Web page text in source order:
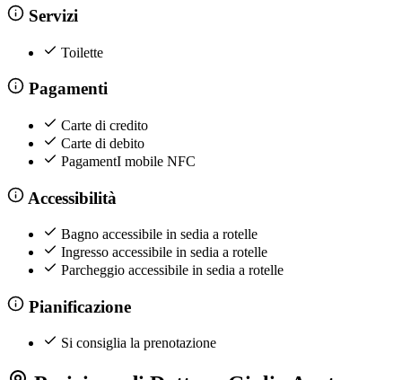
Servizi
Toilette
Pagamenti
Carte di credito
Carte di debito
PagamentI mobile NFC
Accessibilità
Bagno accessibile in sedia a rotelle
Ingresso accessibile in sedia a rotelle
Parcheggio accessibile in sedia a rotelle
Pianificazione
Si consiglia la prenotazione